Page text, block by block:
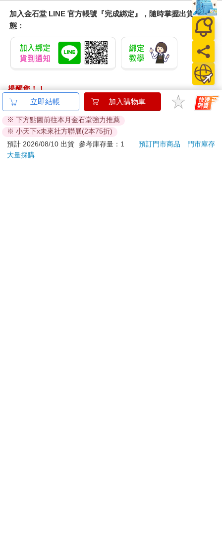
加入金石堂 LINE 官方帳號『完成綁定』，隨時掌握出貨動
態：
提醒您！！
金石堂及銀行均不會請您操作ATM! 如接獲電話要求您前往
ATM提款機，請不要聽從指示，以免受騙上當！
退換貨須知：
**提醒您，鑑賞期不等於試用期，退回商品須為全新狀態**
依據「消費者保護法」第19條及行政院消費者保護處公告之
立即結帳 加入購物車
※ 下方點圖前往本月金石堂強力推薦
※ 小天下x未來社方聯展(2本75折)
預計 2026/08/10 出貨 參考庫存量：1 預訂門市商品
門市庫存
大量採購